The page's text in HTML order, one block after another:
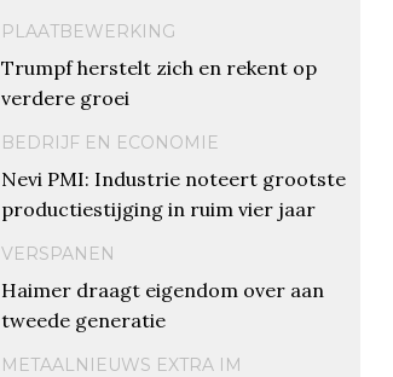
PLAATBEWERKING
Trumpf herstelt zich en rekent op
verdere groei
BEDRIJF EN ECONOMIE
Nevi PMI: Industrie noteert grootste
productiestijging in ruim vier jaar
VERSPANEN
Haimer draagt eigendom over aan
tweede generatie
METAALNIEUWS EXTRA IM